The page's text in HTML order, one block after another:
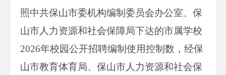
照中共保山市委机构编制委员会办公室、保
山市人力资源和社会保障局下达的市属学校
2026年校园公开招聘编制使用控制数，经保
山市教育体育局、保山市人力资源和社会保